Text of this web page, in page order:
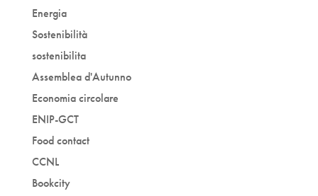
Energia
Sostenibilità
sostenibilita
Assemblea d'Autunno
Economia circolare
ENIP-GCT
Food contact
CCNL
Bookcity